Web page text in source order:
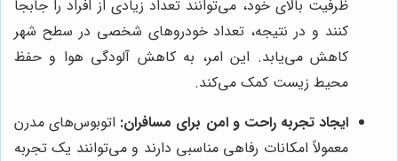
ظرفیت بالای خود، می‌توانند تعداد زیادی از افراد را جابجا
کنند و در نتیجه، تعداد خودروهای شخصی در سطح شهر
کاهش می‌یابد. این امر، به کاهش آلودگی هوا و حفظ
محیط زیست کمک می‌کند.
ایجاد تجربه راحت و امن برای مسافران: اتوبوس‌های مدرن
معمولاً امکانات رفاهی مناسبی دارند و می‌توانند یک تجربه